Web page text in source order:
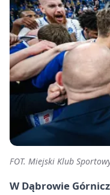
FOT. Miejski Klub
W Dąbrowie